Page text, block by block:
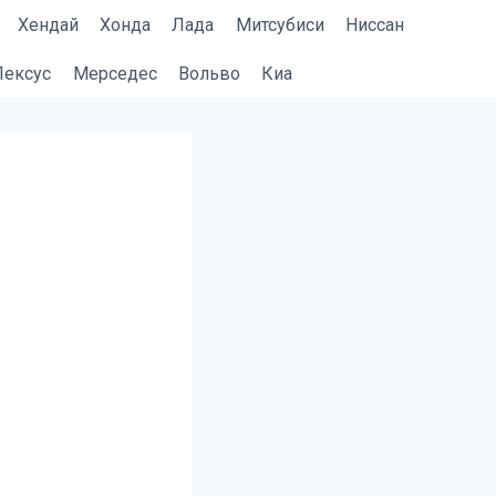
Хендай Хонда Лада Митсубиси Ниссан
Мерседес Вольво Киа